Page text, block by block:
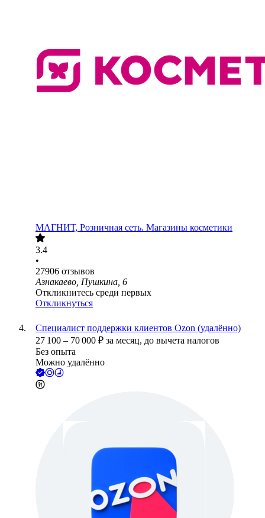
МАГНИТ, Розничная сеть. Магазины косметики
3.4
•
27906 отзывов
Азнакаево, Пушкина, 6
Откликнитесь среди первых
Откликнуться
Специалист поддержки клиентов Ozon (удалённо)
27 100 – 70 000 ₽ за месяц, до вычета налогов
Без опыта
Можно удалённо